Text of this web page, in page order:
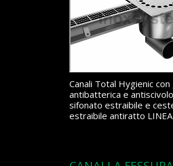
Canali Total Hygienic con
antibatterica e
sifonato estraibile e
estraibile antiratto